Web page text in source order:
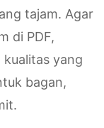
tajam. Agar
di PDF,
kualitas yang
bagan,